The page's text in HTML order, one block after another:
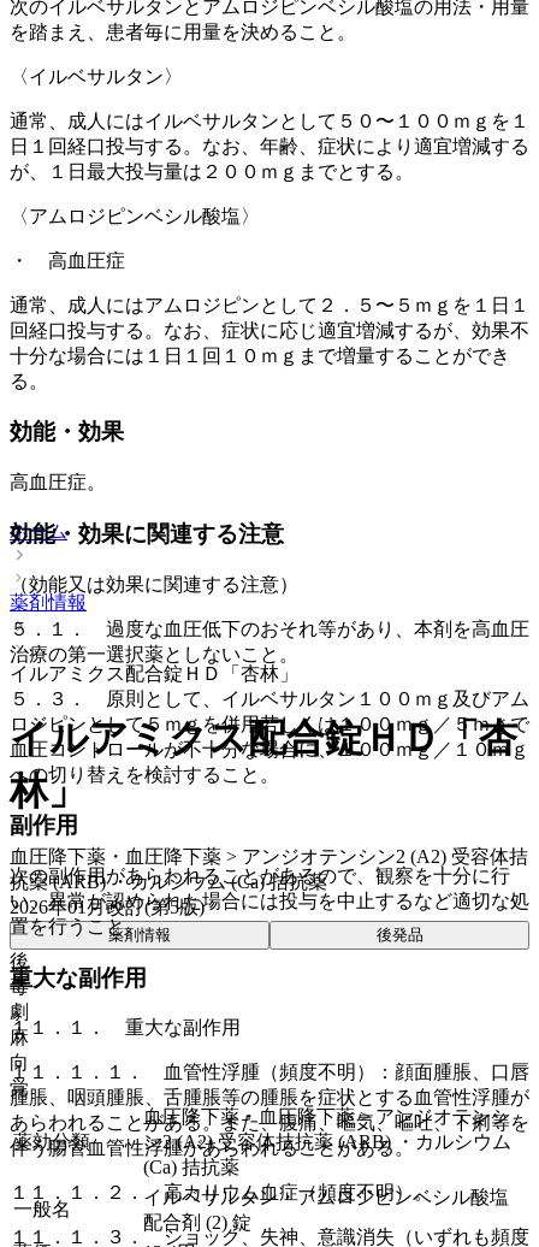
次のイルベサルタンとアムロジピンベシル酸塩の用法・用量
を踏まえ、患者毎に用量を決めること。
〈イルベサルタン〉
通常、成人にはイルベサルタンとして５０〜１００ｍｇを１
日１回経口投与する。なお、年齢、症状により適宜増減する
が、１日最大投与量は２００ｍｇまでとする。
〈アムロジピンベシル酸塩〉
・ 高血圧症
通常、成人にはアムロジピンとして２．５〜５ｍｇを１日１
回経口投与する。なお、症状に応じ適宜増減するが、効果不
十分な場合には１日１回１０ｍｇまで増量することができ
る。
効能・効果
高血圧症。
効能・効果に関連する注意
（効能又は効果に関連する注意）
５．１． 過度な血圧低下のおそれ等があり、本剤を高血圧
治療の第一選択薬としないこと。
５．３． 原則として、イルベサルタン１００ｍｇ及びアム
ロジピンとして５ｍｇを併用若しくは１００ｍｇ／５ｍｇで
血圧コントロールが不十分な場合に、１００ｍｇ／１０ｍｇ
への切り替えを検討すること。
副作用
次の副作用があらわれることがあるので、観察を十分に行
い、異常が認められた場合には投与を中止するなど適切な処
置を行うこと。
重大な副作用
１１．１． 重大な副作用
１１．１．１． 血管性浮腫（頻度不明）：顔面腫脹、口唇
腫脹、咽頭腫脹、舌腫脹等の腫脹を症状とする血管性浮腫が
あらわれることがある。また、腹痛、嘔気、嘔吐、下痢等を
伴う腸管血管性浮腫があらわれることがある。
１１．１．２． 高カリウム血症（頻度不明）。
１１．１．３． ショック、失神、意識消失（いずれも頻度
ホーム
薬剤情報
イルアミクス配合錠ＨＤ「杏林」
イルアミクス配合錠ＨＤ「杏
林」
血圧降下薬・血圧降下薬 > アンジオテンシン2 (A2) 受容体拮
抗薬 (ARB) ・カルシウム (Ca) 拮抗薬
2026年01月改訂(第5版)
薬剤情報 後発品
後
毒
劇
麻
向
覚
薬効分類
血圧降下薬・血圧降下薬 > アンジオテンシ
ン2 (A2) 受容体拮抗薬 (ARB) ・カルシウム
(Ca) 拮抗薬
一般名
イルベサルタン・アムロジピンベシル酸塩
配合剤 (2) 錠